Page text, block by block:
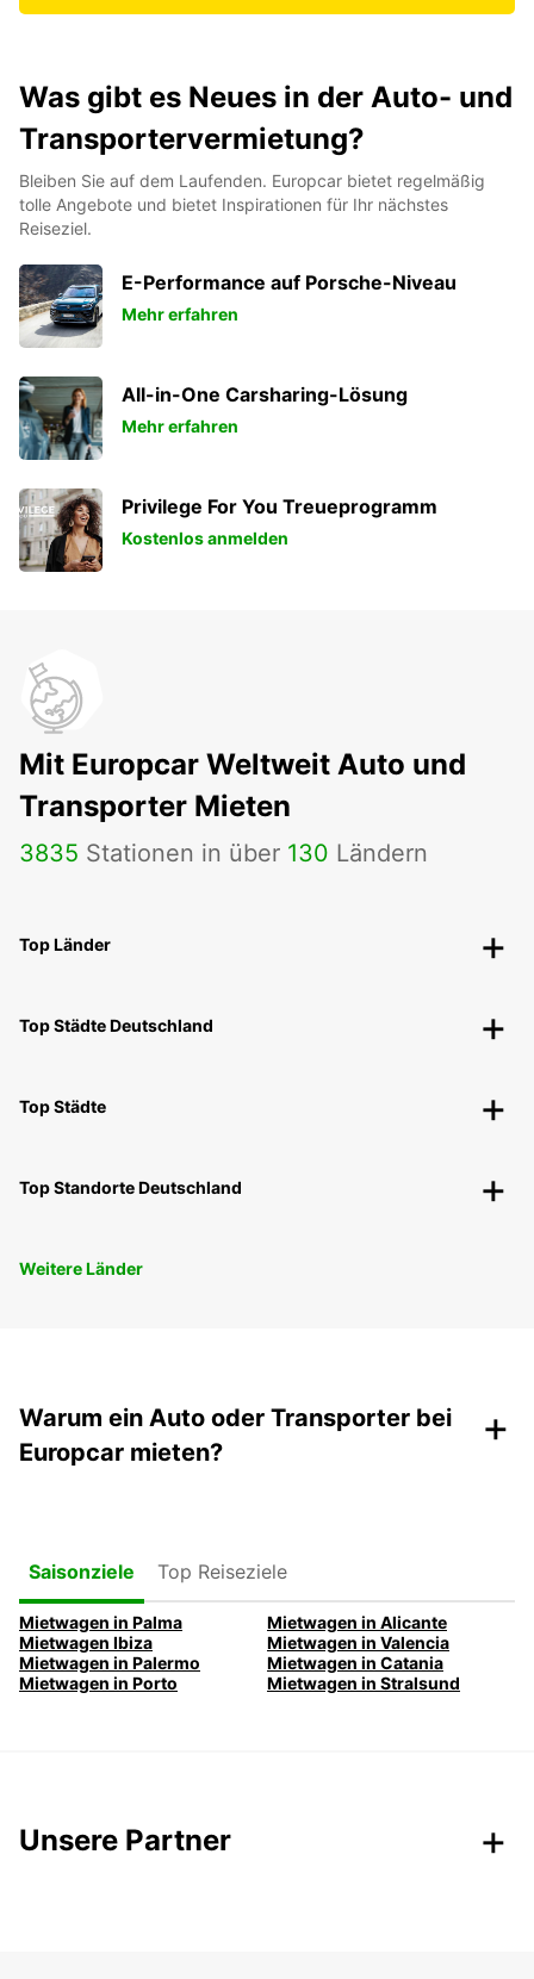
Was gibt es Neues in der Auto- und
Transportervermietung?
Bleiben Sie auf dem Laufenden. Europcar bietet regelmäßig
tolle Angebote und bietet Inspirationen für Ihr nächstes
Reiseziel.
E-Performance auf Porsche-Niveau
Mehr erfahren
All-in-One Carsharing-Lösung
Mehr erfahren
Privilege For You Treueprogramm
Kostenlos anmelden
Mit Europcar Weltweit Auto und
Transporter Mieten
3835 Stationen in über 130 Ländern
Top Länder
Top Städte Deutschland
Top Städte
Top Standorte Deutschland
Weitere Länder
Warum ein Auto oder Transporter bei
Europcar mieten?
+
Saisonziele Top Reiseziele
Mietwagen in Palma
Mietwagen in Alicante
Mietwagen Ibiza
Mietwagen in Valencia
Mietwagen in Palermo
Mietwagen in Catania
Mietwagen in Porto
Mietwagen in Stralsund
Unsere Partner